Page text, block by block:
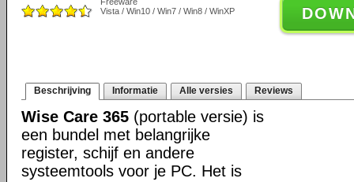
Vista / Win10 / Win7 / Win8 / WinXP
Beschrijving Informatie Alle versies Reviews
Wise Care 365 (portable versie) is
een bundel met belangrijke
register, schijf en andere
systeemtools voor je PC. Het is